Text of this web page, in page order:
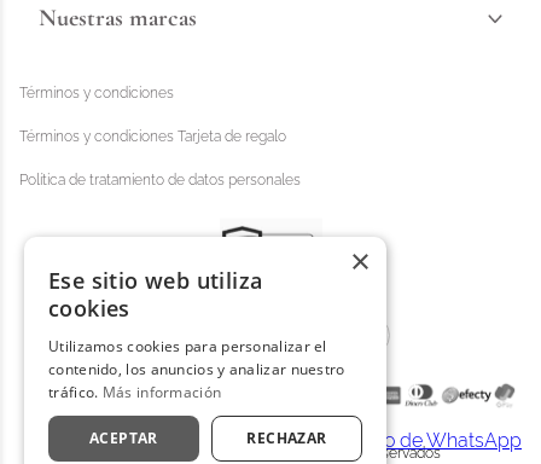
Nuestras marcas
Términos y condiciones
Términos y condiciones Tarjeta de regalo
Política de tratamiento de datos personales
Distrihogar 2025 - © Todos los derechos reservados
×
Ese sitio web utiliza
cookies
Utilizamos cookies para personalizar el
contenido, los anuncios y analizar nuestro
tráfico. Más información
ACEPTAR RECHAZAR